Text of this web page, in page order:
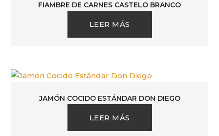
FIAMBRE DE CARNES CASTELO BRANCO
LEER MÁS
JAMÓN COCIDO ESTÁNDAR DON DIEGO
LEER MÁS